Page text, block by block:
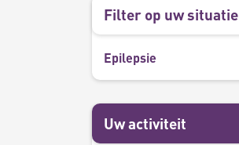
Filter op uw situatie
Epilepsie
Uw activiteit